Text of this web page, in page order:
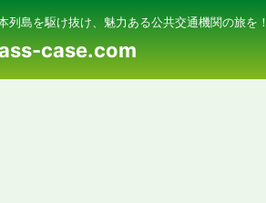
列島を駆け抜け、魅力ある公共交通機関の旅を！
case.com